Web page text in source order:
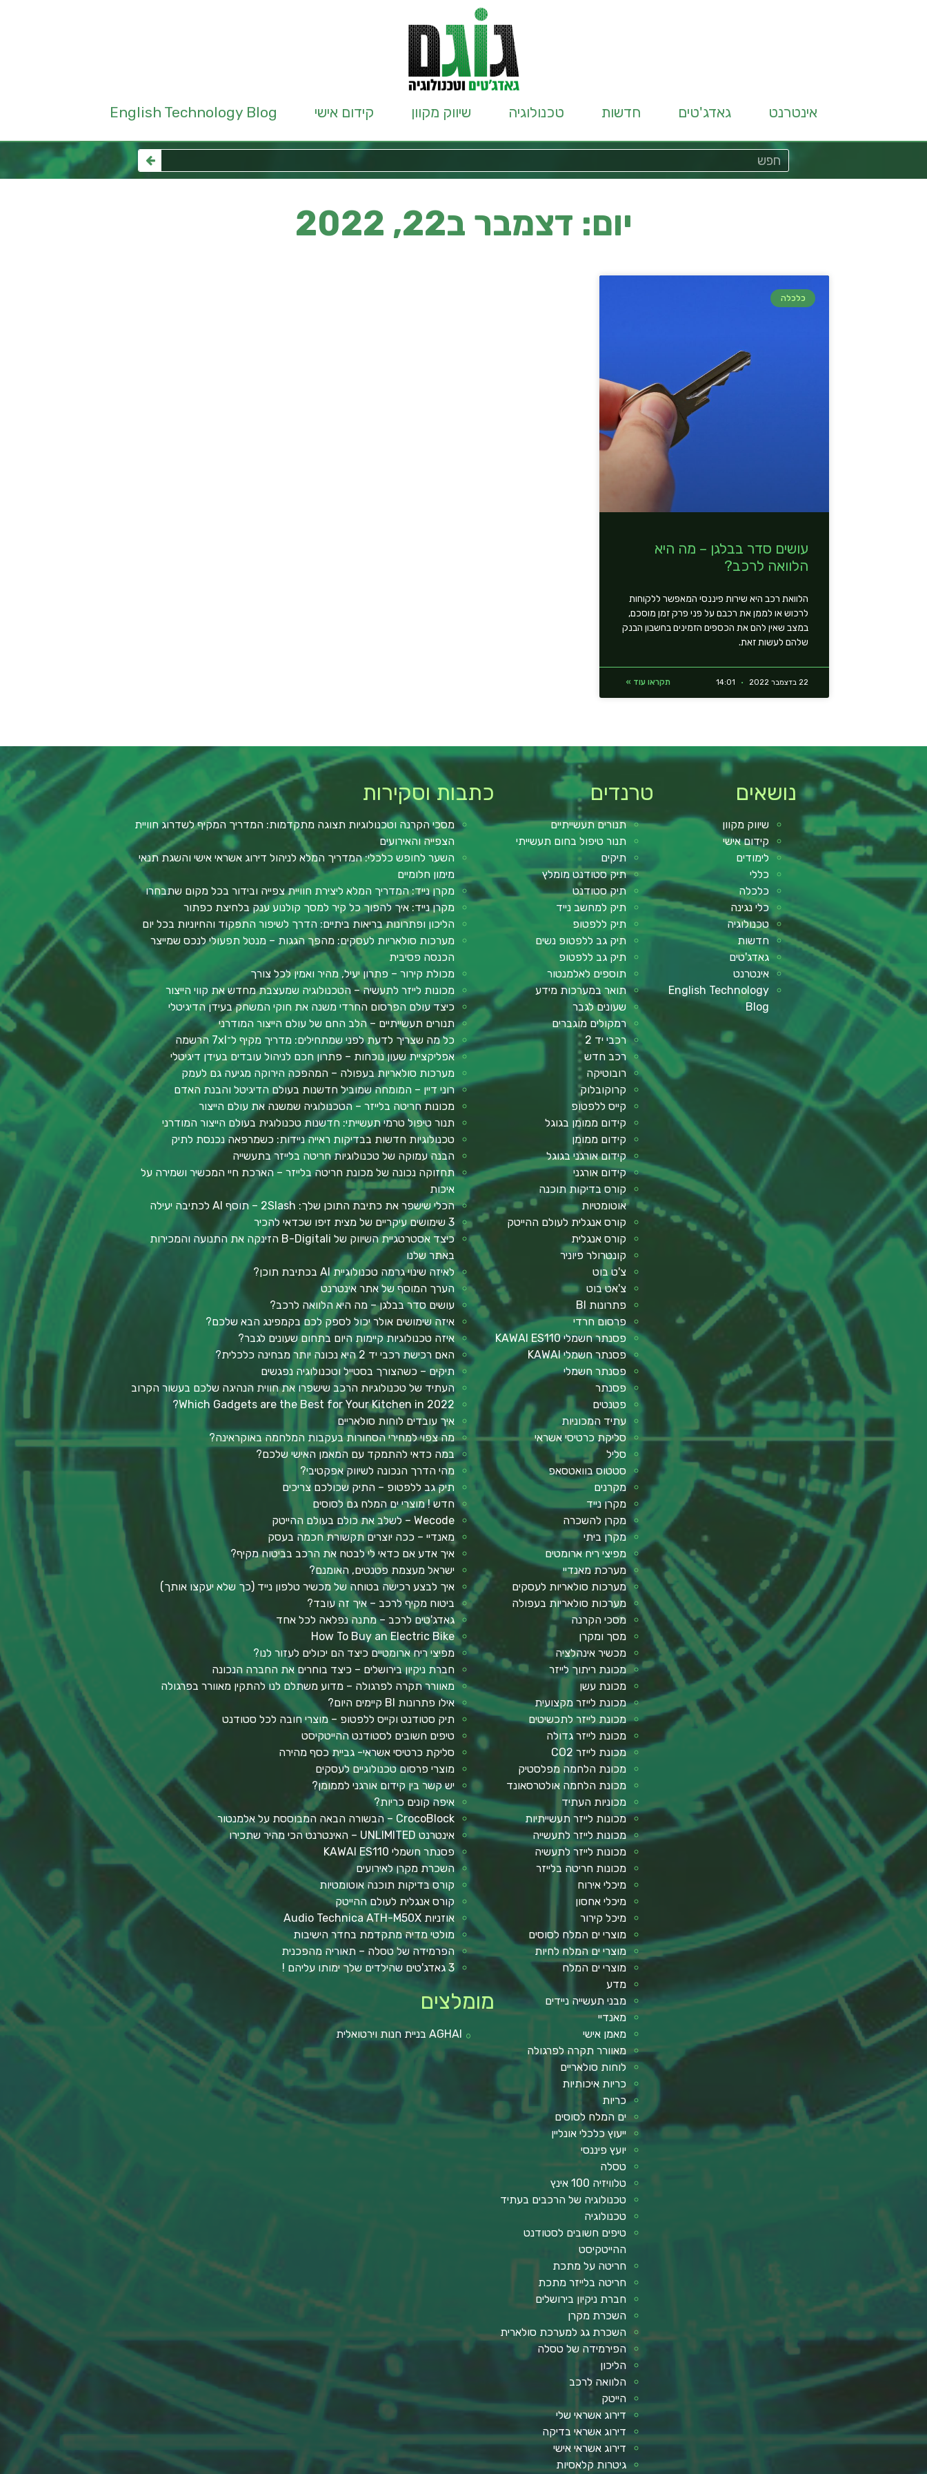
אינטרנט גאדג'טים חדשות טכנולוגיה שיווק מקוון קידום אישי English Technology Blog
יום: דצמבר ב22, 2022
כלכלה
עושים סדר בבלגן – מה היא
הלוואה לרכב?
הלוואת רכב היא שירות פיננסי המאפשר ללקוחות
לרכוש או לממן את רכבם על פני פרק זמן מוסכם,
במצב שאין להם את הכספים הזמינים בחשבון הבנק
שלהם לעשות זאת.
תקראו עוד » 22 בדצמבר 2022
נושאים
שיווק מקוון
קידום אישי
לימודים
כללי
כלכלה
כלי נגינה
טכנולוגיה
חדשות
גאדג'טים
אינטרנט
English Technology
Blog
טרנדים
תנורים תעשייתיים
תנור טיפול בחום תעשייתי
תיקים
תיק סטודנט מומלץ
תיק סטודנט
תיק למחשב נייד
תיק ללפטופ
תיק גב ללפטופ נשים
תיק גב ללפטופ
תוספים לאלמנטור
תואר במערכות מידע
שעונים לגבר
רמקולים מוגברים
רכבי יד 2
רכב חדש
רובוטיקה
קרוקובלוק
קייס ללפטופ
קידום ממומן בגוגל
קידום ממומן
קידום אורגני בגוגל
קידום אורגני
קורס בדיקות תוכנה
אוטומטיות
קורס אנגלית לעולם ההייטק
קורס אנגלית
קונטרולר פיוניר
צ'ט בוט
צ'אט בוט
פתרונות BI
פרסום חרדי
פסנתר חשמלי KAWAI ES110
פסנתר חשמלי KAWAI
פסנתר חשמלי
פסנתר
פטנטים
עתיד המכוניות
סליקת כרטיסי אשראי
סליל
סטטוס בוואטסאפ
מקרנים
מקרן נייד
מקרן להשכרה
מקרן ביתי
מפיצי ריח ארומטים
מערכת מאנדיי
מערכות סולאריות לעסקים
מערכות סולאריות בעפולה
מסכי הקרנה
מסך ומקרן
מכשיר אינהלציה
מכונת ריתוך לייזר
מכונת עשן
מכונת לייזר מקצועית
מכונת לייזר לתכשיטים
מכונת לייזר גדולה
מכונת לייזר CO2
מכונת הלחמה מפלסטיק
מכונת הלחמה אולטרסאונד
מכוניות העתיד
מכונות לייזר תעשייתיות
מכונות לייזר לתעשייה
מכונות לייזר לתעשיה
מכונות חריטה בלייזר
מיכלי אירוח
מיכלי אחסון
מיכל קירור
מוצרי ים המלח לסוסים
מוצרי ים המלח לחיות
מוצרי ים המלח
מדע
מבני תעשייה ניידים
מאנדיי
מאמן אישי
מאוורר תקרה לפרגולה
לוחות סולאריים
כריות איכותיות
כריות
ים המלח לסוסים
ייעוץ כלכלי אונליין
יועץ פיננסי
טסלה
טלוויזיה 100 אינץ
טכנולוגיה של הרכבים בעתיד
טכנולוגיה
טיפים חשובים לסטודנט
ההייטקיסט
חריטה על מתכת
חריטה בלייזר מתכת
חברת ניקיון בירושלים
השכרת מקרן
השכרת גג למערכת סולארית
הפירמידה של טסלה
הליכון
הלוואה לרכב
הייטק
דירוג אשראי שלי
דירוג אשראי בדיקה
דירוג אשראי אישי
גיטרות קלאסיות
כתבות וסקירות
מסכי הקרנה וטכנולוגיות תצוגה מתקדמות: המדריך המקיף לשדרוג חוויית
הצפייה והאירועים
השער לחופש כלכלי: המדריך המלא לניהול דירוג אשראי אישי והשגת תנאי
מימון חלומיים
מקרן נייד: המדריך המלא ליצירת חוויית צפייה ובידור בכל מקום שתבחרו
מקרן נייד: איך להפוך כל קיר למסך קולנוע ענק בלחיצת כפתור
הליכון ופתרונות בריאות ביתיים: הדרך לשיפור התפקוד והחיוניות בכל יום
מערכות סולאריות לעסקים: מהפך הגגות – מנטל תפעולי לנכס שמייצר
הכנסה פסיבית
מכולת קירור – פתרון יעיל, מהיר ואמין לכל צורך
מכונות לייזר לתעשיה – הטכנולוגיה שמעצבת מחדש את קווי הייצור
כיצד עולם הפרסום החרדי משנה את חוקי המשחק בעידן הדיגיטלי
תנורים תעשייתיים – הלב החם של עולם הייצור המודרני
כל מה שצריך לדעת לפני שמתחילים: מדריך מקיף ל־7xl הרשמה
אפליקציית שעון נוכחות – פתרון חכם לניהול עובדים בעידן דיגיטלי
מערכות סולאריות בעפולה – המהפכה הירוקה מגיעה גם לעמק
רוני דיין – המומחה שמוביל חדשנות בעולם הדיגיטל והבנת האדם
מכונות חריטה בלייזר – הטכנולוגיה שמשנה את עולם הייצור
תנור טיפול טרמי תעשייתי: חדשנות טכנולוגית בעולם הייצור המודרני
טכנולוגיות חדשות בבדיקות ראייה ניידות: כשמרפאה נכנסת לתיק
הבנה עמוקה של טכנולוגיות חריטה בלייזר בתעשייה
תחזוקה נכונה של מכונת חריטה בלייזר – הארכת חיי המכשיר ושמירה על
איכות
הכלי שישפר את כתיבת התוכן שלך: 2Slash – תוסף AI לכתיבה יעילה
3 שימושים עיקריים של מצית זיפו שכדאי להכיר
כיצד אסטרטגיית השיווק של B-Digitali הזינקה את התנועה והמכירות
באתר שלנו
לאיזה שינוי גרמה טכנולוגיית AI בכתיבת תוכן?
הערך המוסף של אתר אינטרנט
עושים סדר בבלגן – מה היא הלוואה לרכב?
איזה שימושים אולר יכול לספק לכם בקמפינג הבא שלכם?
איזה טכנולוגיות קיימות היום בתחום שעונים לגבר?
האם רכישת רכבי יד 2 היא נכונה יותר מבחינה כלכלית?
תיקים – כשהצורך בסטייל וטכנולוגיה נפגשים
העתיד של טכנולוגיות הרכב שישפרו את חווית הנהיגה שלכם בעשור הקרוב
Which Gadgets are the Best for Your Kitchen in 2022?
איך עובדים לוחות סולאריים
מה צפוי למחירי הסחורות בעקבות המלחמה באוקראינה?
במה כדאי להתמקד עם המאמן האישי שלכם?
מהי הדרך הנכונה לשיווק אפקטיבי?
תיק גב ללפטופ – התיק שכולכם צריכים
חדש ! מוצרי ים המלח גם לסוסים
Wecode – לשלב את כולם בעולם ההייטק
מאנדיי – ככה יוצרים תקשורת חכמה בעסק
איך אדע אם כדאי לי לבטח את הרכב בביטוח מקיף?
ישראל מעצמת פטנטים, האומנם?
איך לבצע רכישה בטוחה של מכשיר טלפון נייד (כך שלא יעקצו אותך)
ביטוח מקיף לרכב – איך זה עובד?
גאדג'טים לרכב – מתנה נפלאה לכל אחד
How To Buy an Electric Bike
מפיצי ריח ארומטיים כיצד הם יכולים לעזור לנו?
חברת ניקיון בירושלים – כיצד בוחרים את החברה הנכונה
מאוורר תקרה לפרגולה – מדוע משתלם לנו להתקין מאוורר בפרגולה
אילו פתרונות BI קיימים היום?
תיק סטודנט וקייס ללפטופ – מוצרי חובה לכל סטודנט
טיפים חשובים לסטודנט ההייטקיסט
סליקת כרטיסי אשראי- גביית כסף מהירה
מוצרי פרסום טכנולוגיים לעסקים
יש קשר בין קידום אורגני לממומן?
איפה קונים כריות?
CrocoBlock – הבשורה הבאה המבוססת על אלמנטור
אינטרנט UNLIMITED – האינטרנט הכי מהיר שתכירו
פסנתר חשמלי KAWAI ES110
השכרת מקרן לאירועים
קורס בדיקות תוכנה אוטומטיות
קורס אנגלית לעולם ההייטק
אוזניות Audio Technica ATH-M50X
מולטי מדיה מתקדמת בחדר הישיבות
הפרמידה של טסלה – תאוריה מהפכנית
3 גאדג'טים שהילדים שלך ימותו עליהם !
מומלצים
AGHAI בניית חנות וירטואלית